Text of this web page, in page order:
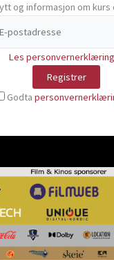
og informasjon om
Les
Godta